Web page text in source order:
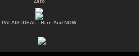
Zero
PALAIS IDEAL - Here And NOW